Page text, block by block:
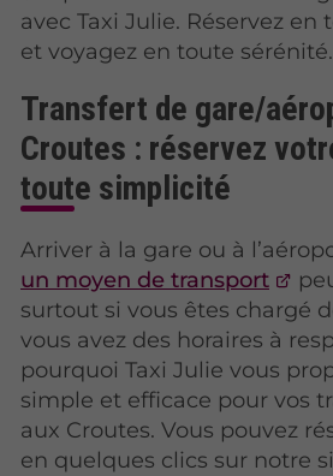
avec Taxi Julie. Réservez
et voyagez en toute sérénité.
Transfert de gare/
Croutes : réservez
toute simplicité
Arriver à la gare ou à
un moyen de transport
surtout si vous êtes chargé
vous avez des horaires à
pourquoi Taxi Julie vous
simple et efficace pour vos
aux Croutes. Vous pouvez
en quelques clics sur notre